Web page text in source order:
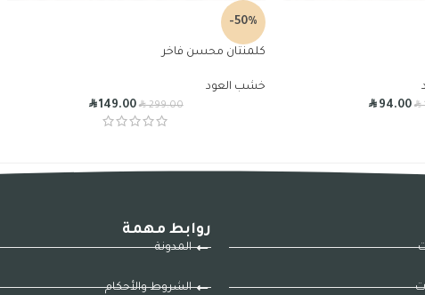
R
R94.00
-50%
كلمنتان محسن فاخر
خشب العود
R299.00
R149.00
روابط مهمة
المدونة
الشروط والأحكام